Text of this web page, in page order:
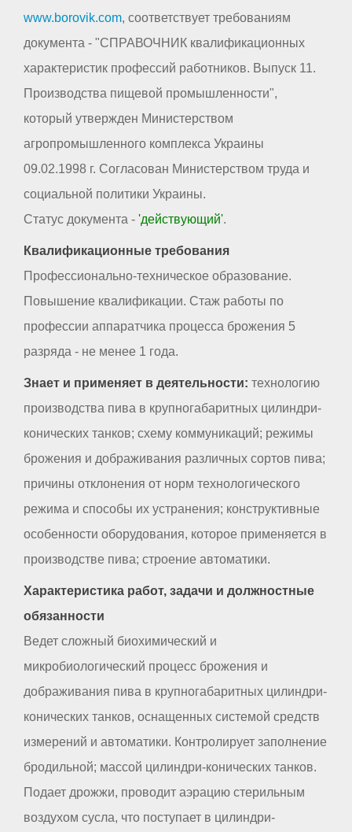
www.borovik.com, соответствует требованиям
документа - "СПРАВОЧНИК квалификационных
характеристик профессий работников. Выпуск 11.
Производства пищевой промышленности",
который утвержден Министерством
агропромышленного комплекса Украины
09.02.1998 г. Согласован Министерством труда и
социальной политики Украины.
Статус документа - 'действующий'.
Квалификационные требования
Профессионально-техническое образование.
Повышение квалификации. Стаж работы по
профессии аппаратчика процесса брожения 5
разряда - не менее 1 года.
Знает и применяет в деятельности: технологию
производства пива в крупногабаритных цилиндри-
конических танков; схему коммуникаций; режимы
брожения и дображивания различных сортов пива;
причины отклонения от норм технологического
режима и способы их устранения; конструктивные
особенности оборудования, которое применяется в
производстве пива; строение автоматики.
Характеристика работ, задачи и должностные
обязанности
Ведет сложный биохимический и
микробиологический процесс брожения и
дображивания пива в крупногабаритных цилиндри-
конических танков, оснащенных системой средств
измерений и автоматики. Контролирует заполнение
бродильной; массой цилиндри-конических танков.
Подает дрожжи, проводит аэрацию стерильным
воздухом сусла, что поступает в цилиндри-